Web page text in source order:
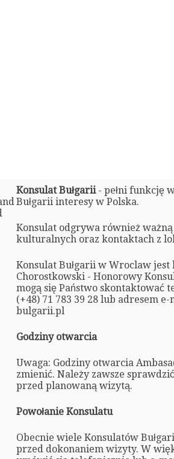
Konsulat Bułgarii- pełni funkcję
Bułgarii interesy w Polska.
Konsulat odgrywa również
kulturalnych oraz kontaktach z
Konsulat Bułgarii w Wroclaw
Chorostkowski - Honorowy
mogą się Państwo skontaktować
(+48) 71 783 39 28 lub adresem
bulgarii.pl
Godziny otwarcia
Uwaga: Godziny otwarcia
zmienić. Należy zawsze
przed planowaną wizytą.
Powołanie Konsulatu
Obecnie wiele Konsulatów
przed dokonaniem wizyty. W